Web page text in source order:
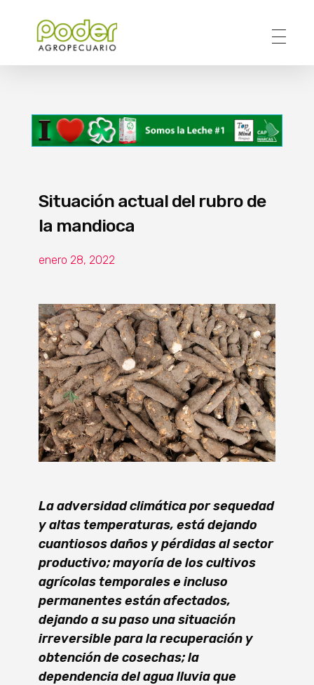
Situación actual del rubro de
la mandioca
enero 28, 2022
La adversidad climática por sequedad
y altas temperaturas, está dejando
cuantiosos daños y pérdidas al sector
productivo; mayoría de los cultivos
agrícolas temporales e incluso
permanentes están afectados,
dejando a su paso una situación
irreversible para la recuperación y
obtención de cosechas; la
dependencia del agua lluvia que